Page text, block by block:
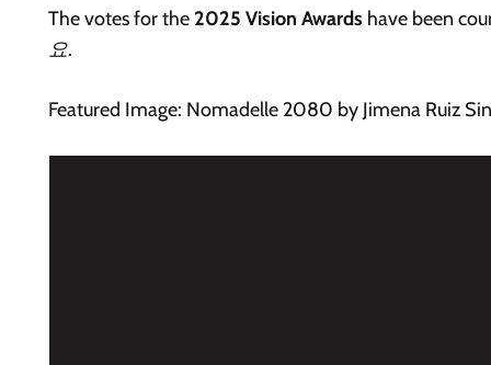
The votes for the 2025 Vision Awards have been
요.
Featured Image: Nomadelle 2080 by Jimena Ruiz